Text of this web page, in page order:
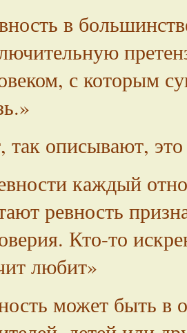
в
с которым
так описывают,
каждый
ревность
Кто-то
любит»
может быть в